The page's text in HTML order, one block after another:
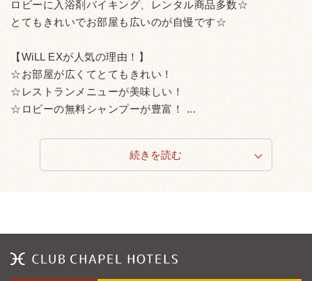
ロビーに入浴剤バイキング、レンタル商品多数☆
とてもきれいでお部屋も広いのが自慢です☆
【WiLL EXが人気の理由！】
☆お部屋が広くてとてもきれい！
☆レストランメニューが美味しい！
☆ロビーの無料シャンプーが豊富！ ...
続きを読む